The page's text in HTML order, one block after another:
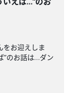
をお迎えしま
”のお話は…ダン